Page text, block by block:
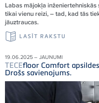
Labas mājokļa
tikai vienu reizi, – tad, kad tās
jāuztraucas.
LASĪT RAKSTU
19.06.2025 – JAUNUMI
TECEfloor Comfort
Drošs savienojums.